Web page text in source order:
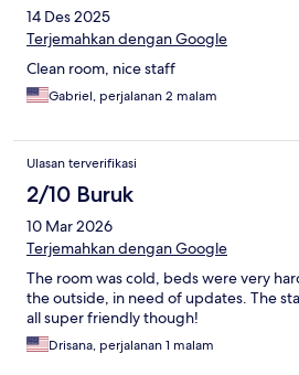
14 Des 2025
Terjemahkan dengan Google
Clean room, nice staff
Gabriel, perjalanan 2 malam
Ulasan terverifikasi
2/10 Buruk
10 Mar 2026
Terjemahkan dengan Google
The room was cold, beds were very
the outside, in need of updates. The
all super friendly though!
Drisana, perjalanan 1 malam